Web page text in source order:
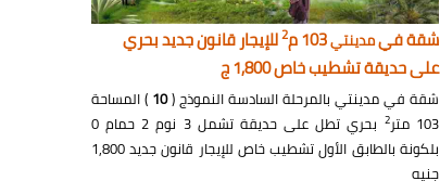
شقة فيمدينتي103 م 2للإيجار قانون جديد بحري
على حديقة تشطيب خاص 1,800 ج
شقة في مدينتي بالمرحلة السادسة النموذج (10 ) المساحة
103 متر
2
بحري تطل على حديقة تشمل 3 نوم 2 حمام 0
بلكونة بالطابق الأول تشطيب خاص للإيجار قانون جديد 1,800
جنيه